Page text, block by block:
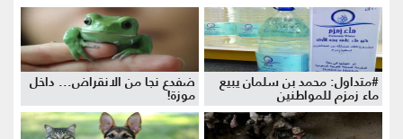
#متداول: محمد بن سلمان يبيع
ماء زمزم للمواطنين
ضفدع نجا من الانقراض... داخل
موزة!